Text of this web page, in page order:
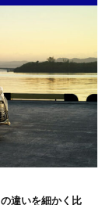
違いを細かく比